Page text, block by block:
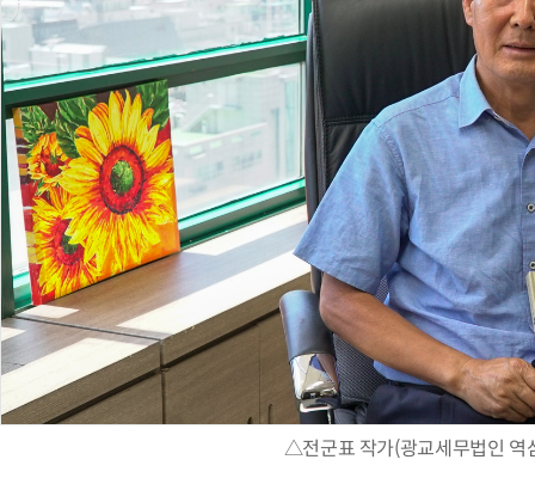
△전군표 작가(광교세무법인 역